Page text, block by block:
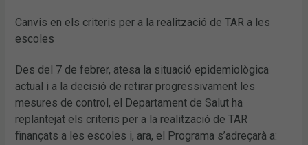
Canvis en els criteris per a la realització de TAR a les
escoles
Des del 7 de febrer, atesa la situació epidemiològica
actual i a la decisió de retirar progressivament les
mesures de control, el Departament de Salut ha
replantejat els criteris per a la realització de TAR
finançats a les escoles i, ara, el Programa s’adreçarà a: